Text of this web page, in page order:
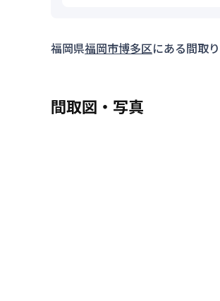
福岡県福岡市博多区にある間取り
間取図・写真